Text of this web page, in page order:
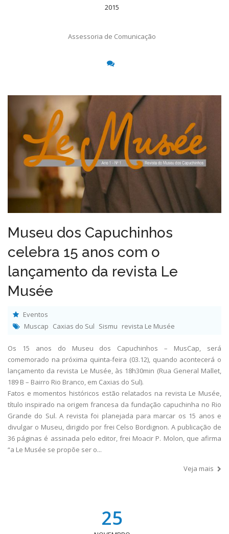
2015
Assessoria de Comunicação
Museu dos Capuchinhos
celebra 15 anos com o
lançamento da revista Le
Musée
Eventos
Muscap Caxias do Sul Sismu revista Le Musée
Os 15 anos do Museu dos Capuchinhos – MusCap, será
comemorado na próxima quinta-feira (03.12), quando acontecerá o
lançamento da revista Le Musée, às 18h30min (Rua General Mallet,
189 B – Bairro Rio Branco, em Caxias do Sul).
Fatos e momentos históricos estão relatados na revista Le Musée,
título inspirado na origem francesa da fundação capuchinha no Rio
Grande do Sul. A revista foi planejada para marcar os 15 anos e
divulgar o Museu, dirigido por frei Celso Bordignon. A publicação de
36 páginas é assinada pelo editor, frei Moacir P. Molon, que afirma
“a Le Musée se propõe ser o...
Veja mais
25